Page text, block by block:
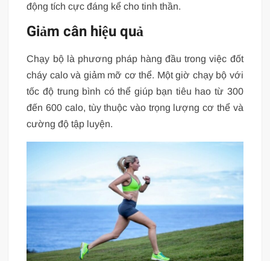
động tích cực đáng kể cho tinh thần.
Giảm cân hiệu quả
Chạy bộ là phương pháp hàng đầu trong việc đốt
cháy calo và giảm mỡ cơ thể. Một giờ chạy bộ với
tốc độ trung bình có thể giúp bạn tiêu hao từ 300
đến 600 calo, tùy thuộc vào trọng lượng cơ thể và
cường độ tập luyện.